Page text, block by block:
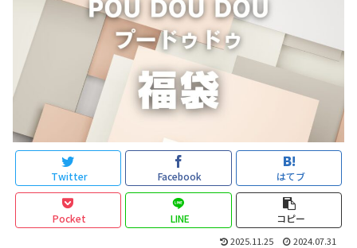
Twitter Facebook はてブ
Pocket LINE コピー
2025.11.25 2024.07.31